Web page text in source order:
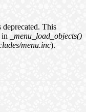
This
in
_menu_load_objects()
menu.inc).